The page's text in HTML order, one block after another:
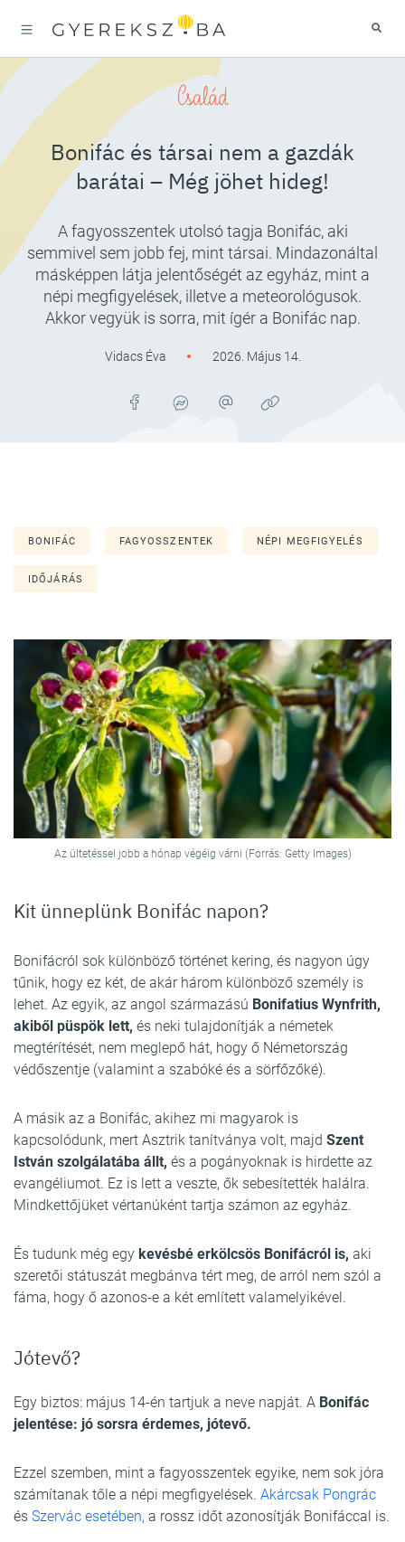
Család
Bonifác és társai nem a gazdák
barátai – Még jöhet hideg!
A fagyosszentek utolsó tagja Bonifác, aki
semmivel sem jobb fej, mint társai. Mindazonáltal
másképpen látja jelentőségét az egyház, mint a
népi megfigyelések, illetve a meteorológusok.
Akkor vegyük is sorra, mit ígér a Bonifác nap.
Vidacs Éva 2026. Május 14.
BONIFÁC FAGYOSSZENTEK NÉPI MEGFIGYELÉS
IDŐJÁRÁS
Az ültetéssel jobb a hónap végéig várni (Forrás: Getty Images)
Kit ünneplünk Bonifác napon?
Bonifácról sok különböző történet kering, és nagyon úgy
tűnik, hogy ez két, de akár három különböző személy is
lehet. Az egyik, az angol származású Bonifatius Wynfrith,
akiből püspök lett, és neki tulajdonítják a németek
megtérítését, nem meglepő hát, hogy ő Németország
védőszentje (valamint a szabóké és a sörfőzőké).
A másik az a Bonifác, akihez mi magyarok is
kapcsolódunk, mert Asztrik tanítványa volt, majd Szent
István szolgálatába állt, és a pogányoknak is hirdette az
evangéliumot. Ez is lett a veszte, ők sebesítették halálra.
Mindkettőjüket vértanúként tartja számon az egyház.
És tudunk még egy kevésbé erkölcsös Bonifácról is, aki
szeretői státuszát megbánva tért meg, de arról nem szól a
fáma, hogy ő azonos-e a két említett valamelyikével.
Jótevő?
Egy biztos: május 14-én tartjuk a neve napját. A Bonifác
jelentése: jó sorsra érdemes, jótevő.
Ezzel szemben, mint a fagyosszentek egyike, nem sok jóra
számítanak tőle a népi megfigyelések. Akárcsak Pongrác
és Szervác esetében, a rossz időt azonosítják Bonifáccal is.